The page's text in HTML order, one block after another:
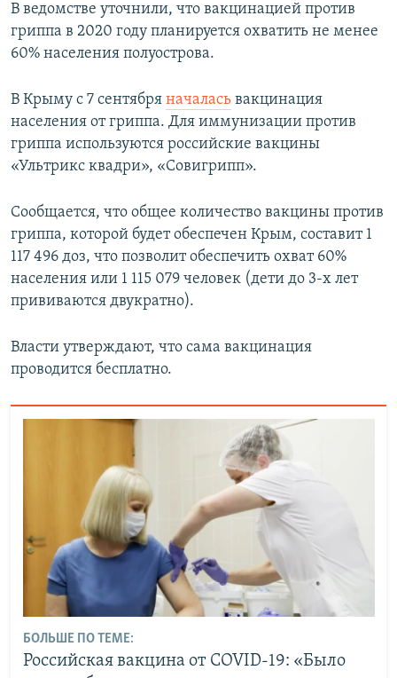
В ведомстве уточнили, что вакцинацией против
гриппа в 2020 году планируется охватить не менее
60% населения полуострова.
В Крыму с 7 сентября началась вакцинация
населения от гриппа. Для иммунизации против
гриппа используются российские вакцины
«Ультрикс квадри», «Совигрипп».
Сообщается, что общее количество вакцины против
гриппа, которой будет обеспечен Крым, составит 1
117 496 доз, что позволит обеспечить охват 60%
населения или 1 115 079 человек (дети до 3-х лет
прививаются двукратно).
Власти утверждают, что сама вакцинация
проводится бесплатно.
БОЛЬШЕ ПО ТЕМЕ:
Российская вакцина от COVID-19: «Было